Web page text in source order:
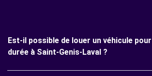
Est-il possible de louer un véhicule
durée à Saint-Genis-Laval ?